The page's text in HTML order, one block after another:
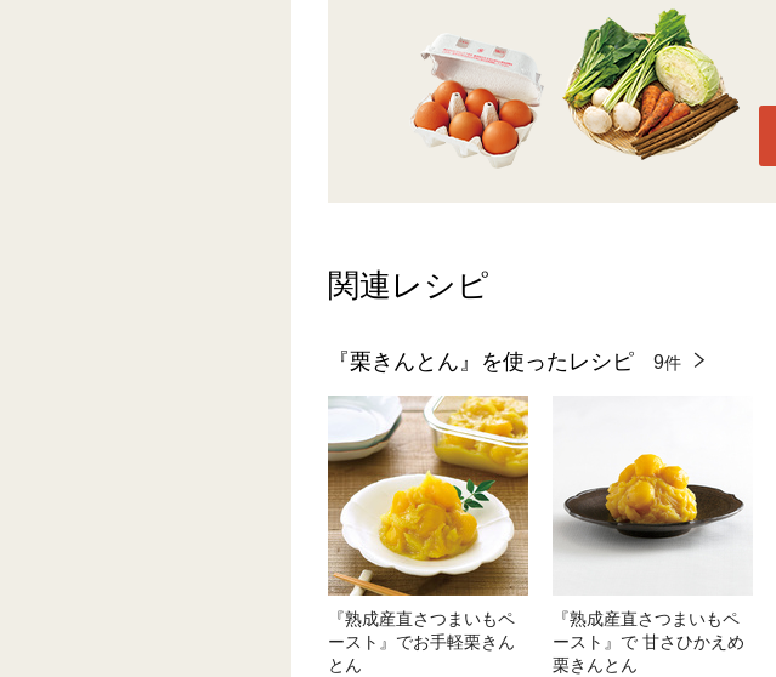
関連レシピ
『栗きんとん』を使ったレシピ 9件
『熟成産直さつまいもペ
ースト』でお手軽栗きん
とん
『熟成産直さつまいもペ
ースト』で 甘さひかえめ
栗きんとん